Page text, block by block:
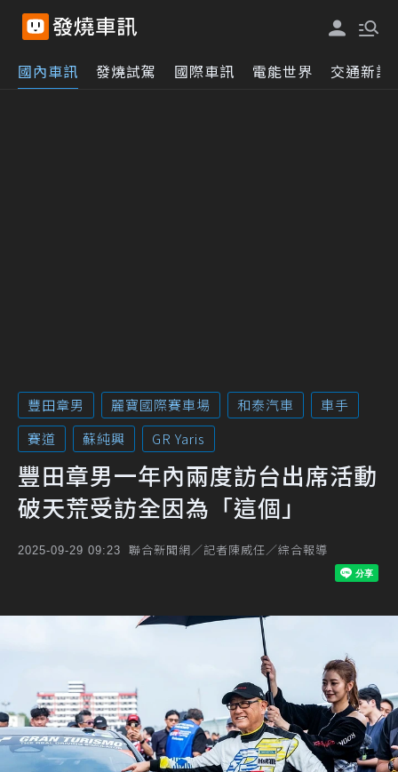
國內車訊 發燒試駕 國際車訊 電能世界 交通新訊
豐田章男 麗寶國際賽車場 和泰汽車
車手
賽道
蘇純興 GR Yaris
豐田章男一年內兩度訪台出席活動
破天荒受訪全因為「這個」
2025-09-29 09:23 聯合新聞網／記者陳威任／綜合報導